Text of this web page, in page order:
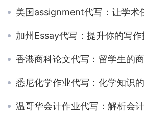
美国assignment代写：让学术
加州Essay代写：提升你的写作
香港商科论文代写：留学生的
悉尼化学作业代写：化学知识
温哥华会计作业代写：解析会